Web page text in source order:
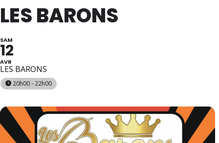
LES BARONS
SAM
12
AVR
LES BARONS
20h00 - 22h00